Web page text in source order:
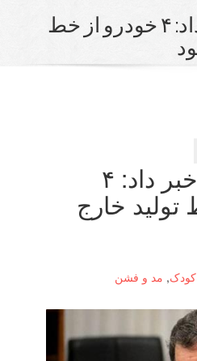
صنعت خبر داد: ۴ خودرو از خط
وزیر صنعت خبر داد: ۴
خارج
و فشن